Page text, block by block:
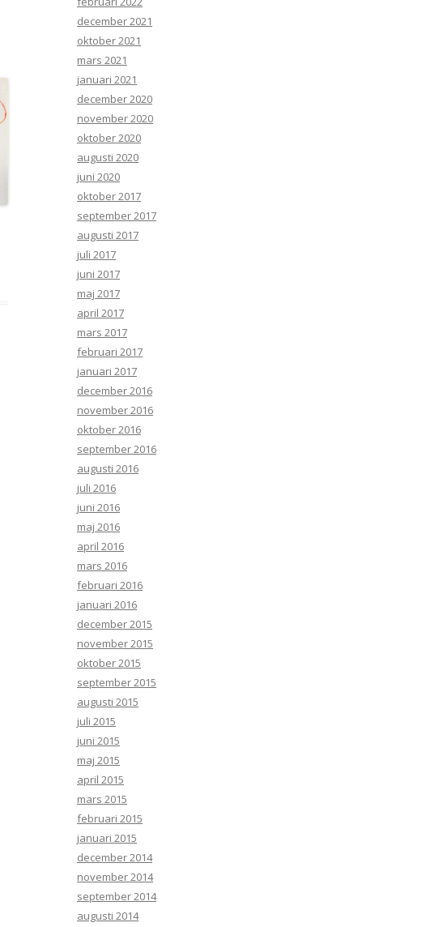
december 2021
oktober 2021
mars 2021
januari 2021
december 2020
november 2020
oktober 2020
augusti 2020
juni 2020
oktober 2017
september 2017
augusti 2017
juli 2017
juni 2017
maj 2017
april 2017
mars 2017
februari 2017
januari 2017
december 2016
november 2016
oktober 2016
september 2016
augusti 2016
juli 2016
juni 2016
maj 2016
april 2016
mars 2016
februari 2016
januari 2016
december 2015
november 2015
oktober 2015
september 2015
augusti 2015
juli 2015
juni 2015
maj 2015
april 2015
mars 2015
februari 2015
januari 2015
december 2014
november 2014
september 2014
augusti 2014